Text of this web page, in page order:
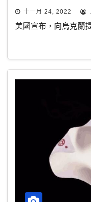
十一月 24, 2022
美國宣布，向烏克蘭